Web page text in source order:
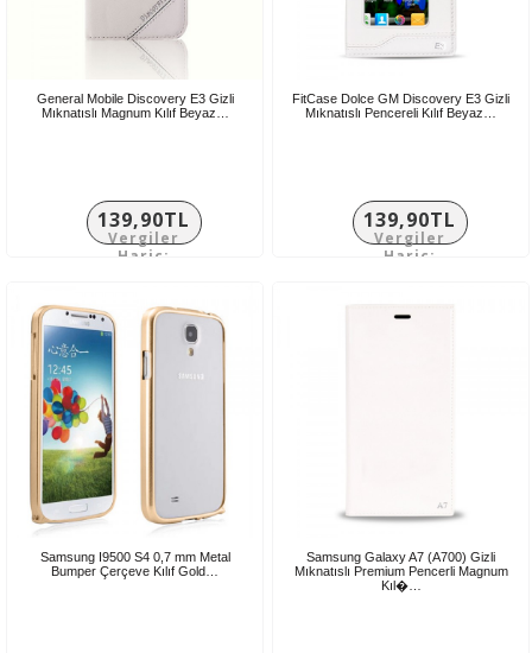
General Mobile Discovery E3 Gizli
Mıknatıslı Magnum Kılıf Beyaz…
139,90TL
Vergiler
Hariç:
FitCase Dolce GM Discovery E3 Gizli
Mıknatıslı Pencereli Kılıf Beyaz…
139,90TL
Vergiler
Hariç:
Samsung I9500 S4 0,7 mm Metal
Bumper Çerçeve Kılıf Gold…
Samsung Galaxy A7 (A700) Gizli
Mıknatıslı Premium Pencerli Magnum
Kıl�…